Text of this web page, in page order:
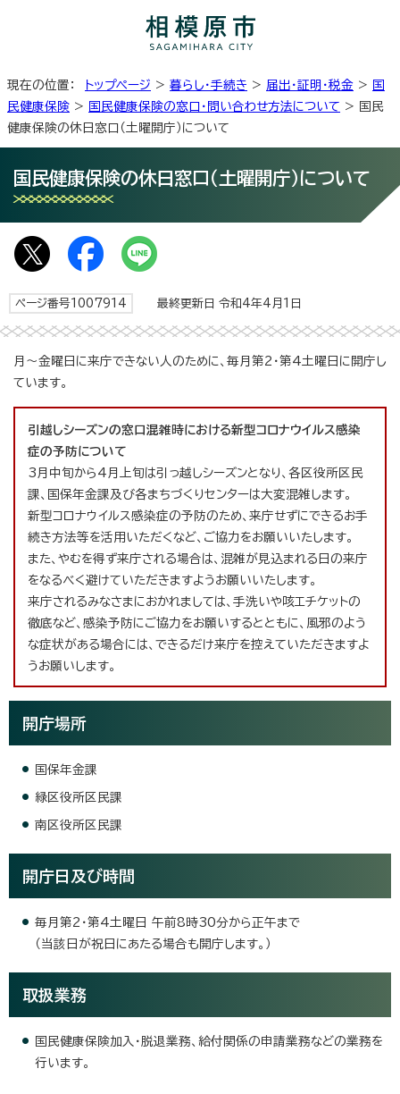
現在の位置： トップページ > 暮らし・手続き > 届出・証明・税金 > 国
民健康保険 > 国民健康保険の窓口・問い合わせ方法について > 国民
健康保険の休日窓口（土曜開庁）について
国民健康保険の休日窓口（土曜開庁）について
ページ番号1007914 最終更新日 令和4年4月1日
月～金曜日に来庁できない人のために、毎月第2・第4土曜日に開庁し
ています。
引越しシーズンの窓口混雑時における新型コロナウイルス感染
症の予防について
3月中旬から4月上旬は引っ越しシーズンとなり、各区役所区民
課、国保年金課及び各まちづくりセンターは大変混雑します。
新型コロナウイルス感染症の予防のため、来庁せずにできるお手
続き方法等を活用いただくなど、ご協力をお願いいたします。
また、やむを得ず来庁される場合は、混雑が見込まれる日の来庁
をなるべく避けていただきますようお願いいたします。
来庁されるみなさまにおかれましては、手洗いや咳エチケットの
徹底など、感染予防にご協力をお願いするとともに、風邪のよう
な症状がある場合には、できるだけ来庁を控えていただきますよ
うお願いします。
開庁場所
国保年金課
緑区役所区民課
南区役所区民課
開庁日及び時間
毎月第2・第4土曜日 午前8時30分から正午まで
（当該日が祝日にあたる場合も開庁します。）
取扱業務
国民健康保険加入・脱退業務、給付関係の申請業務などの業務を
行います。